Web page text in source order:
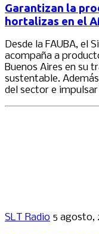
Garantizan la
hortalizas en el
Desde la FAUBA, el
acompaña a
Buenos Aires en su
sustentable.
del sector e
SLT Radio 5 agosto,